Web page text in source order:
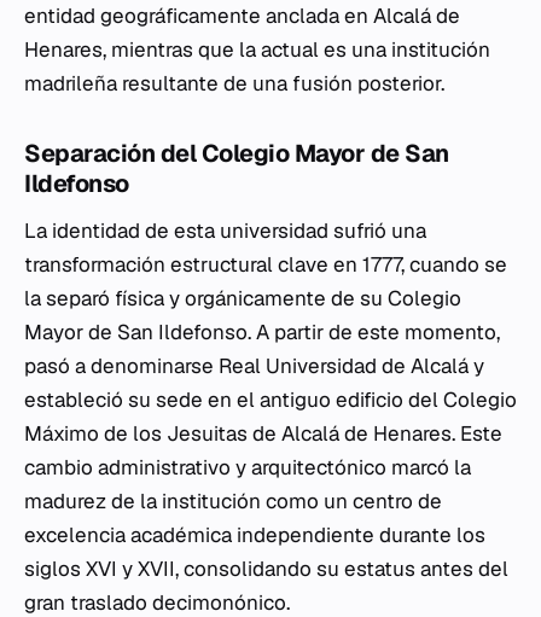
entidad geográficamente anclada en Alcalá de
Henares, mientras que la actual es una institución
madrileña resultante de una fusión posterior.
Separación del Colegio Mayor de San
Ildefonso
La identidad de esta universidad sufrió una
transformación estructural clave en 1777, cuando se
la separó física y orgánicamente de su Colegio
Mayor de San Ildefonso. A partir de este momento,
pasó a denominarse Real Universidad de Alcalá y
estableció su sede en el antiguo edificio del Colegio
Máximo de los Jesuitas de Alcalá de Henares. Este
cambio administrativo y arquitectónico marcó la
madurez de la institución como un centro de
excelencia académica independiente durante los
siglos XVI y XVII, consolidando su estatus antes del
gran traslado decimonónico.